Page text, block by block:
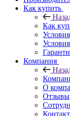
Как купить
Как
Компания
О
Отзывы